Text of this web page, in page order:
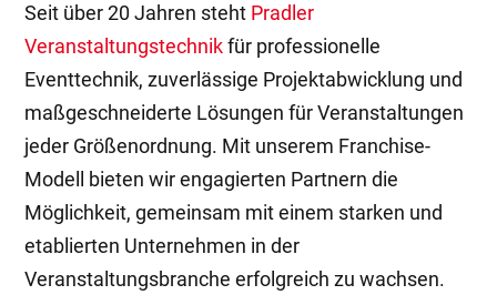
Seit über 20 Jahren steht Pradler
Veranstaltungstechnik für professionelle
Eventtechnik, zuverlässige Projektabwicklung und
maßgeschneiderte Lösungen für Veranstaltungen
jeder Größenordnung. Mit unserem Franchise-
Modell bieten wir engagierten Partnern die
Möglichkeit, gemeinsam mit einem starken und
etablierten Unternehmen in der
Veranstaltungsbranche erfolgreich zu wachsen.